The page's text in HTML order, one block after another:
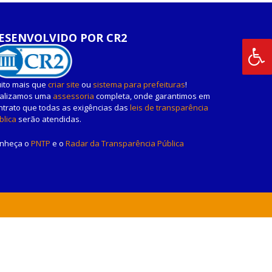
POR CR2
mais que criar site ou sistema para prefeituras!
uma assessoria completa, onde garantimos em
que todas as exigências das leis de transparência
serão atendidas.
o PNTP e o Radar da Transparência Pública